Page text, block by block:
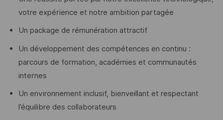
votre expérience et notre ambition partagée
Un package de rémunération attractif
Un développement des compétences en continu :
parcours de formation, académies et communautés
internes
Un environnement inclusif, bienveillant et respectant
l’équilibre des collaborateurs